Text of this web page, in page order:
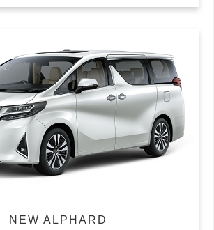
NEW ALPHARD